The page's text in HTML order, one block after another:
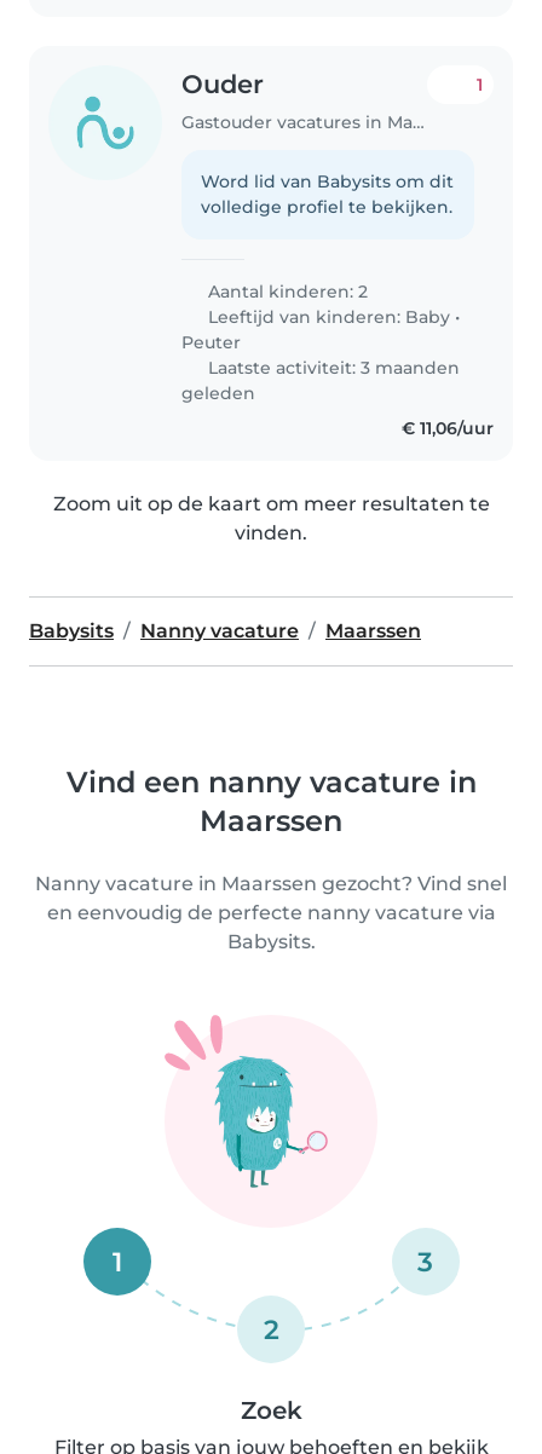
Ouder
Gastouder vacatures in Maarssen
1
Word lid van Babysits om dit
volledige profiel te bekijken.
Aantal kinderen: 2
Leeftijd van kinderen: Baby •
Peuter
Laatste activiteit: 3 maanden
geleden
€ 11,06/uur
Zoom uit op de kaart om meer resultaten te
vinden.
Babysits Nanny vacature Maarssen
Vind een nanny vacature in
Maarssen
Nanny vacature in Maarssen gezocht? Vind snel
en eenvoudig de perfecte nanny vacature via
Babysits.
1
2
3
Zoek
Filter op basis van jouw behoeften en bekijk